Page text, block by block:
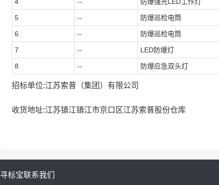
5 -- 防爆巡检电筒
6 -- 防爆巡检电筒
7 -- LED防爆灯
8 -- 防爆应急双头灯
招标单位:江苏索普（集团）有限公司
收货地址:江苏镇江镇江市京口区江苏索普股份仓库
寻标宝联系我们